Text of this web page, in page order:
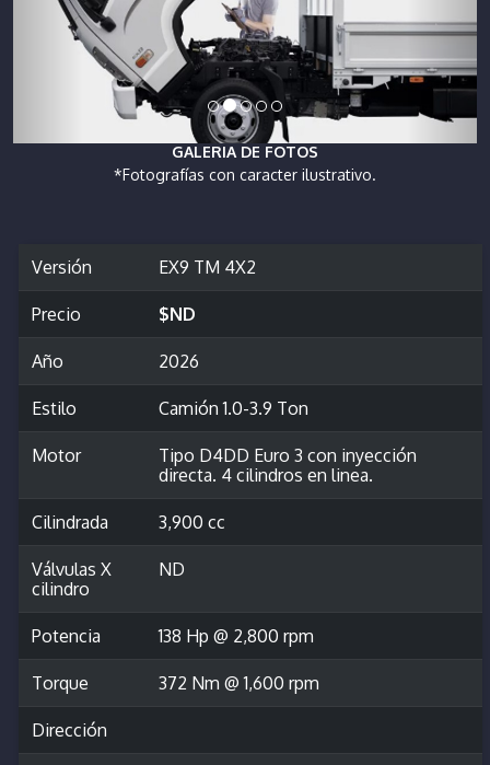
GALERIA DE FOTOS
*Fotografías con caracter ilustrativo.
Versión EX9 TM 4X2
Precio $ND
Año 2026
Estilo Camión 1.0-3.9 Ton
Motor
Tipo D4DD Euro 3 con inyección
directa. 4 cilindros en linea.
Cilindrada 3,900 cc
Válvulas X
cilindro
ND
Potencia 138 Hp @ 2,800 rpm
Torque 372 Nm @ 1,600 rpm
Dirección